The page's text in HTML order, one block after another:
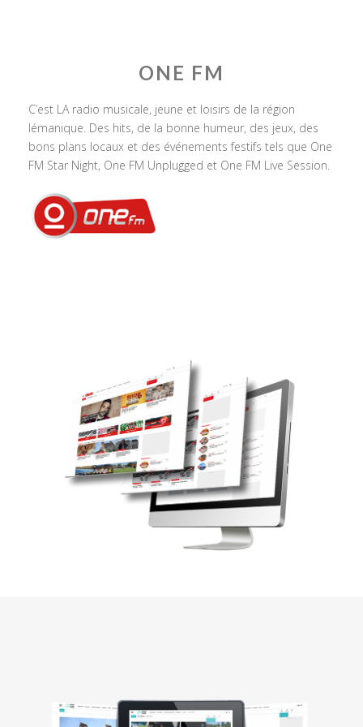
ONE FM
C’est LA radio musicale, jeune et loisirs de la région
lémanique. Des hits, de la bonne humeur, des jeux, des
bons plans locaux et des événements festifs tels que One
FM Star Night, One FM Unplugged et One FM Live Session.